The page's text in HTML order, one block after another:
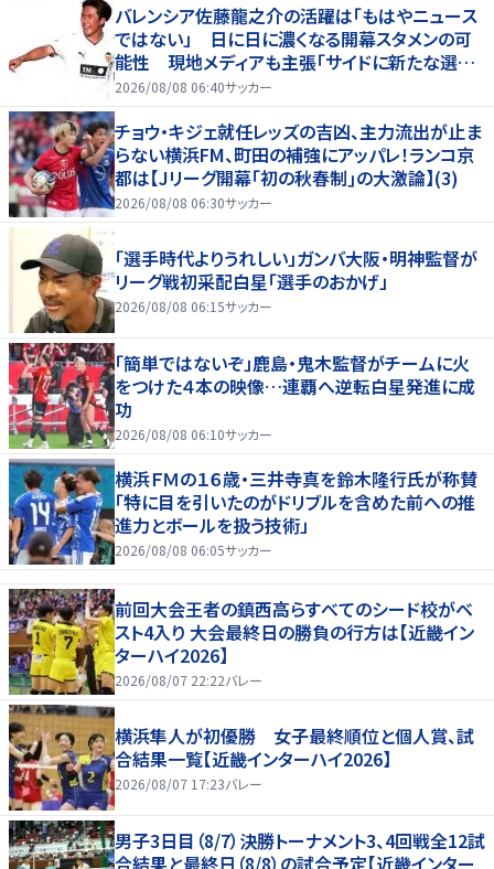
バレンシア佐藤龍之介の活躍は「もはやニュース
ではない」 日に日に濃くなる開幕スタメンの可
能性 現地メディアも主張「サイドに新たな選択
肢を提供する」
2026/08/08 06:40サッカー
チョウ・キジェ就任レッズの吉凶、主力流出が止ま
らない横浜FM、町田の補強にアッパレ！ランコ京
都は【Jリーグ開幕｢初の秋春制｣の大激論】(3)
2026/08/08 06:30サッカー
「選手時代よりうれしい」ガンバ大阪・明神監督が
リーグ戦初采配白星「選手のおかげ」
2026/08/08 06:15サッカー
「簡単ではないぞ」鹿島・鬼木監督がチームに火
をつけた４本の映像…連覇へ逆転白星発進に成
功
2026/08/08 06:10サッカー
横浜ＦＭの１６歳・三井寺真を鈴木隆行氏が称賛
「特に目を引いたのがドリブルを含めた前への推
進力とボールを扱う技術」
2026/08/08 06:05サッカー
前回大会王者の鎮西高らすべてのシード校がベ
スト4入り 大会最終日の勝負の行方は【近畿イン
ターハイ2026】
2026/08/07 22:22バレー
横浜隼人が初優勝 女子最終順位と個人賞、試
合結果一覧【近畿インターハイ2026】
2026/08/07 17:23バレー
男子3日目（8/7）決勝トーナメント3、4回戦全12試
合結果と最終日（8/8）の試合予定【近畿インター